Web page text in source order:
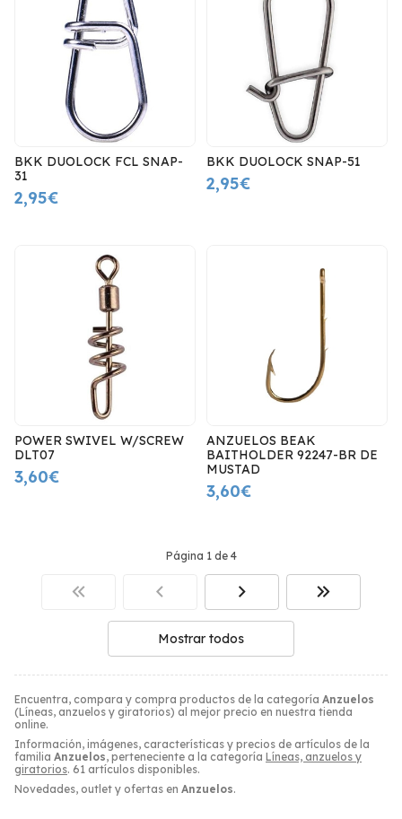
Encuentra, compara y compra productos de la categoría Anzuelos
(Líneas, anzuelos y giratorios) al mejor precio en nuestra tienda
online.
Información, imágenes, características y precios de artículos de la
familia Anzuelos, perteneciente a la categoría Líneas, anzuelos y
giratorios. 61 artículos disponibles.
Novedades, outlet y ofertas en Anzuelos.
BKK DUOLOCK FCL SNAP-
31
2,95€
BKK DUOLOCK SNAP-51
2,95€
POWER SWIVEL W/SCREW
DLT07
3,60€
ANZUELOS BEAK
BAITHOLDER 92247-BR DE
MUSTAD
3,60€
Página 1 de 4
Mostrar todos